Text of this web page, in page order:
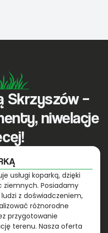
Skrzyszów –
niwelacje
usługi koparką, dzięki
ziemnych. Posiadamy
z doświadczeniem,
różnorodne
przygotowanie
terenu. Nasza oferta